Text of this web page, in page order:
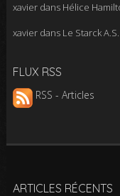
xavierdans Hélice
xavierdans Le Starck
FLUX RSS
RSS - Articles
ARTICLES RÉCENTS